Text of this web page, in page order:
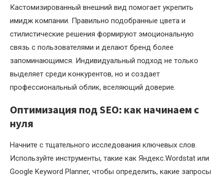
Кастомизированный внешний вид помогает укрепить
имидж компании. Правильно подобранные цвета и
стилистические решения формируют эмоциональную
связь с пользователями и делают бренд более
запоминающимся. Индивидуальный подход не только
выделяет среди конкурентов, но и создает
профессиональный облик, вселяющий доверие.
Оптимизация под SEO: как начинаем с
нуля
Начните с тщательного исследования ключевых слов.
Используйте инструменты, такие как Яндекс.Wordstat или
Google Keyword Planner, чтобы определить, какие запросы